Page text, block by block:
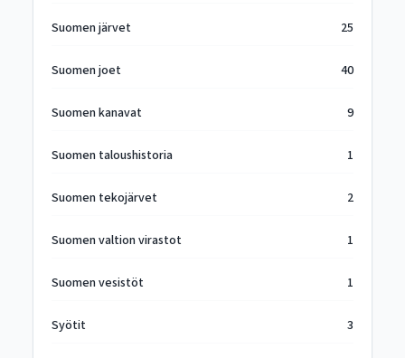
Suomen järvet 25
Suomen joet 40
Suomen kanavat 9
Suomen taloushistoria 1
Suomen tekojärvet 2
Suomen valtion virastot 1
Suomen vesistöt 1
Syötit 3